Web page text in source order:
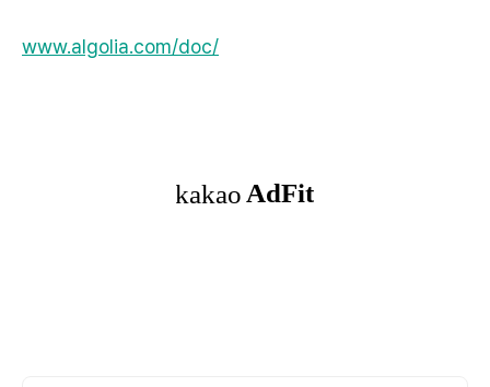
www.algolia.com/doc/